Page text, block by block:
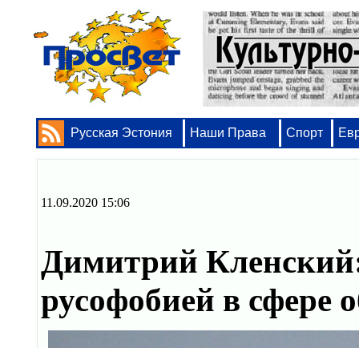
Русская Эстония Наши Права Спорт
11.09.2020 15:06
Димитрий
русофобией в сфере